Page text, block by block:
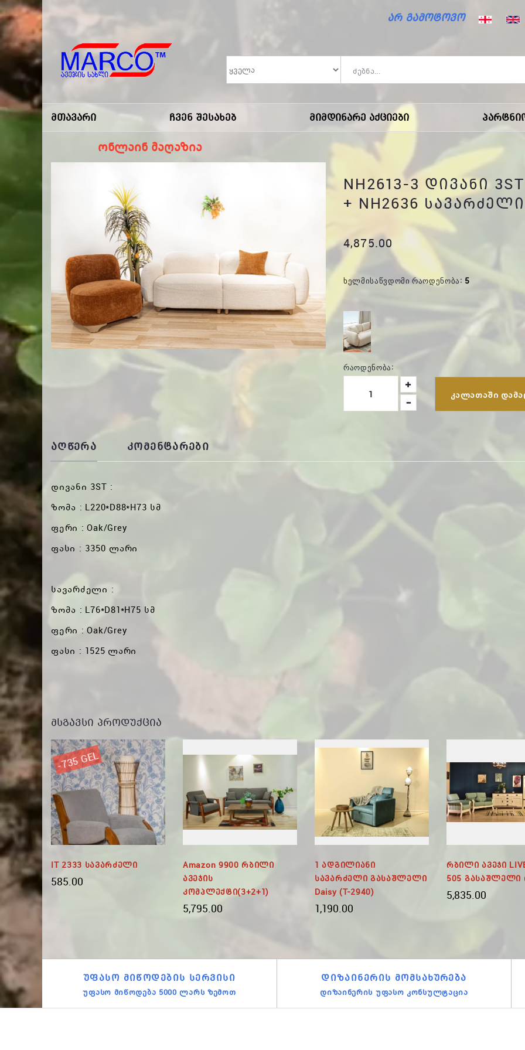
არ გამოტოვო საზაფხულო
Სახლი
Მთავარი Ჩვენ Შესახებ Მიმდინარე Აქციები
ონლაინ მაღაზია
NH2613-3 ᲓᲘᲕᲐᲜᲘ 3ST
+ NH2636 ᲡᲐᲕᲐᲠᲫᲔᲚᲘ
4,875.00
ᲮᲔᲚᲛᲘᲡᲐᲬᲕᲓᲝᲛᲘ ᲠᲐᲝᲓᲔᲜᲝᲑᲐ: 5
ᲠᲐᲝᲓᲔᲜᲝᲑᲐ:
ᲙᲐᲚᲐᲗᲐᲨᲘ
ᲐᲦᲬᲔᲠᲐ ᲙᲝᲛᲔᲜᲢᲐᲠᲔᲑᲘ
დივანი 3ST :
ზომა : L220*D88*H73 სმ
ფერი : Oak/Grey
ფასი : 3350 ლარი
სავარძელი :
ზომა : L76*D81*H75 სმ
ფერი : Oak/Grey
ფასი : 1525 ლარი
ᲛᲡᲒᲐᲕᲡᲘ ᲞᲠᲝᲓᲣᲥᲪᲘᲐ
-735 GEL
IT 2333 Სავარძელი
585.00
Amazon 9900 Რბილი
Ავეჯის
Კომპლექტი(3+2+1)
5,795.00
1 Ადგილიანი
Სავარძელი Გასაშლელი
Daisy (T-2940)
1,190.00
Რბილი Ავეჯი
505 Გასაშლელი
5,835.00
ᲣᲤᲐᲡᲝ ᲛᲘᲬᲝᲓᲔᲑᲘᲡ ᲡᲔᲠᲕᲘᲡᲘ
უფასო მიწოდება 5000 ლარს ზემოთ
ᲓᲘᲖᲐᲘᲜᲔᲠᲘᲡ ᲛᲝᲛᲡᲐᲮᲣᲠᲔᲑᲐ
დიზაინერის უფასო კონსულტაცია